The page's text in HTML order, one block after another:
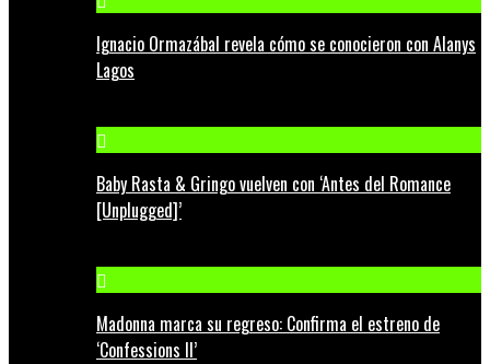
Ignacio Ormazábal revela cómo se conocieron con Alanys
Lagos
Baby Rasta & Gringo vuelven con ‘Antes del Romance
[Unplugged]’
Madonna marca su regreso: Confirma el estreno de
‘Confessions II’